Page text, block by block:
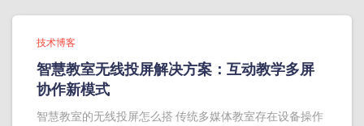
技术博客
智慧教室无线投屏解决方案：互动教学多屏
协作新模式
智慧教室的无线投屏怎么搭 传统多媒体教室存在设备操作